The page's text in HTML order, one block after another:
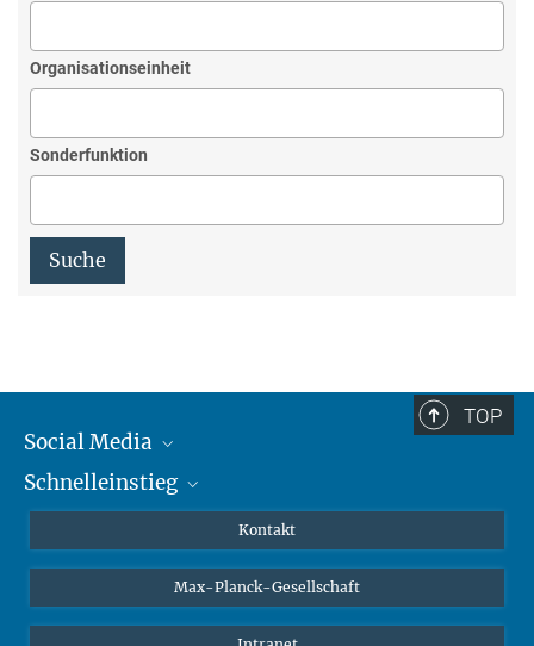
Organisationseinheit
Sonderfunktion
TOP
Social Media
Mastodon
Schnelleinstieg
Studierende
Schüler*innen
Kontakt
Max-Planck-Gesellschaft